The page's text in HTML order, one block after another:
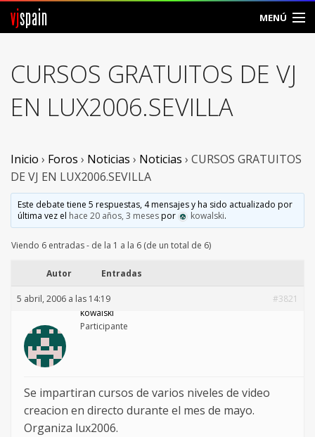
vjspain MENÚ
Foros
Noticias
Vjspain
Ayuda
Contacto
Entrar
CURSOS GRATUITOS DE VJ
EN LUX2006.SEVILLA
Inicio › Foros › Noticias › Noticias › CURSOS GRATUITOS
DE VJ EN LUX2006.SEVILLA
Este debate tiene 5 respuestas, 4 mensajes y ha sido actualizado por
última vez el hace 20 años, 3 mesespor kowalski.
Viendo 6 entradas - de la 1 a la 6 (de un total de 6)
Autor Entradas
5 abril, 2006 a las 14:19
#3821
kowalski
Participante
Se impartiran cursos de varios niveles de video
creacion en directo durante el mes de mayo.
Organiza lux2006.